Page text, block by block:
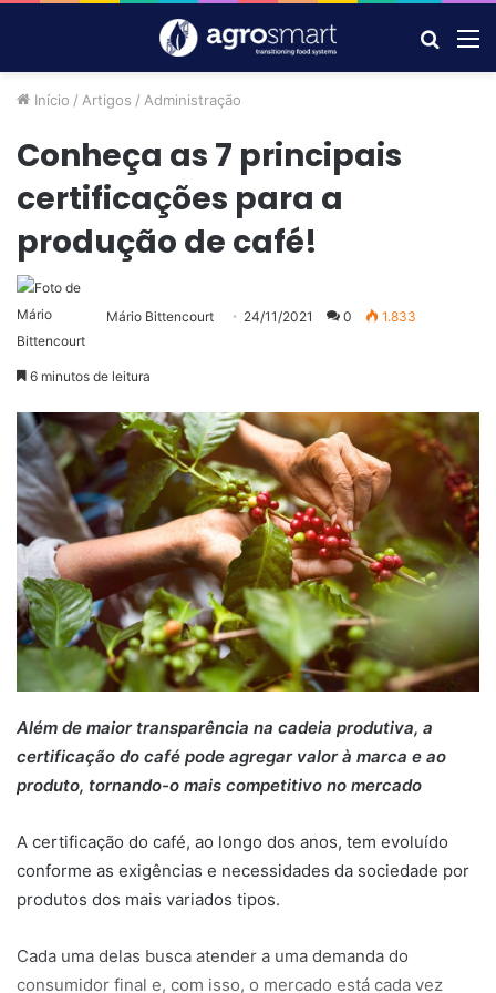
por
Início / Artigos / Administração
Conheça as 7 principais
certificações para a
produção de café!
Mário Bittencourt 24/11/2021 0 1.833
6 minutos de leitura
Além de maior transparência na cadeia produtiva, a
certificação do café pode agregar valor à marca e ao
produto, tornando-o mais competitivo no mercado
A certificação do café, ao longo dos anos, tem evoluído
conforme as exigências e necessidades da sociedade por
produtos dos mais variados tipos.
Cada uma delas busca atender a uma demanda do
consumidor final e, com isso, o mercado está cada vez